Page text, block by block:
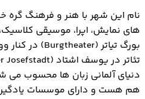
نام این شهر با هنر و فرهنگ گره
های نمایش، اپرا، موسیقی
دنیای آلمانی زبان ها محسوب
هم هست و دارای موسسات